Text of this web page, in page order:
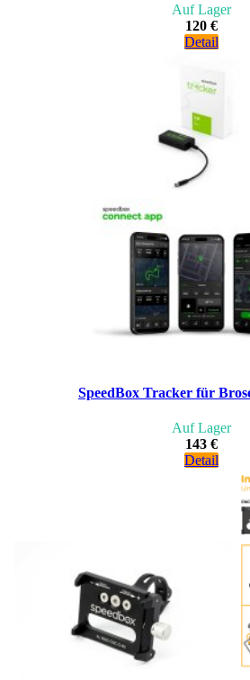
Auf Lager
120 €
Detail
SpeedBox Tracker für
Auf Lager
143 €
Detail